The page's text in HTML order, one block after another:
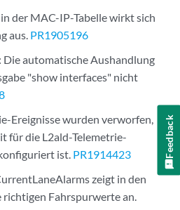
der MAC-IP-Tabelle wirkt sich
aus. PR1905196
Die automatische Aushandlung
"show interfaces" nicht
Ereignisse wurden verworfen,
für die L2ald-Telemetrie-
ist. PR1914423
zeigt in den
richtigen Fahrspurwerte an.
Feedback